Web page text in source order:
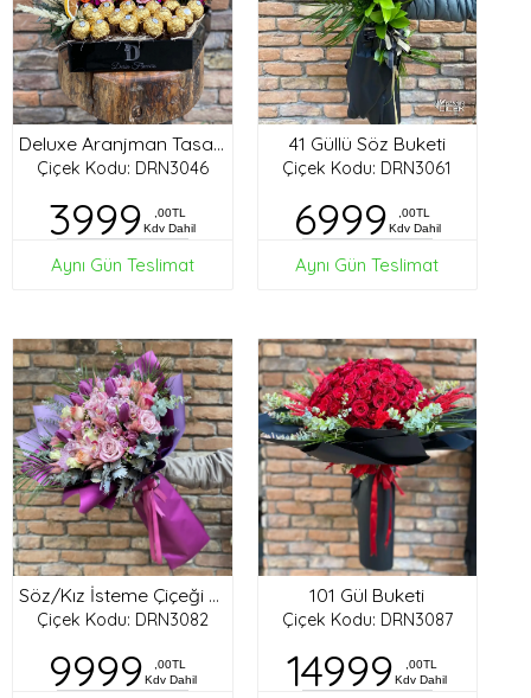
Deluxe Aranjman Tasarım
Çiçek Kodu: DRN3046
3999
,00TL
Kdv Dahil
Aynı Gün Teslimat
41 Güllü Söz Buketi
Çiçek Kodu: DRN3061
6999
,00TL
Kdv Dahil
Aynı Gün Teslimat
Söz/Kız İsteme Çiçeği Buketi
Çiçek Kodu: DRN3082
9999
,00TL
Kdv Dahil
101 Gül Buketi
Çiçek Kodu: DRN3087
14999
,00TL
Kdv Dahil